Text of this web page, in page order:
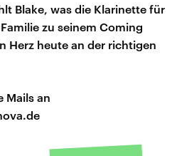
Blake, was die Klarinette für
zu seinem Coming
Herz heute an der richtigen
Mails an